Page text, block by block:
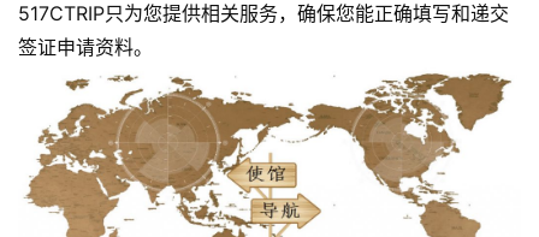
517CTRIP只为您提供相关服务，确保您能正确填写和递交
签证申请资料。